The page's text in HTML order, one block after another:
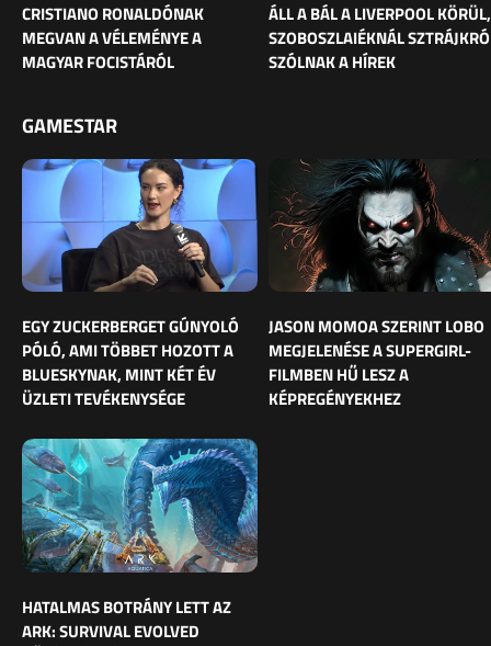
CRISTIANO RONALDÓNAK
MEGVAN A VÉLEMÉNYE A
MAGYAR FOCISTÁRÓL
ÁLL A BÁL A LIVERPOOL KÖRÜL,
SZOBOSZLAIÉKNÁL
SZÓLNAK A HÍREK
GAMESTAR
EGY ZUCKERBERGET GÚNYOLÓ
PÓLÓ, AMI TÖBBET HOZOTT A
BLUESKYNAK, MINT KÉT ÉV
ÜZLETI TEVÉKENYSÉGE
JASON MOMOA SZERINT LOBO
MEGJELENÉSE A SUPERGIRL-
FILMBEN HŰ LESZ A
KÉPREGÉNYEKHEZ
HATALMAS BOTRÁNY LETT AZ
ARK: SURVIVAL EVOLVED